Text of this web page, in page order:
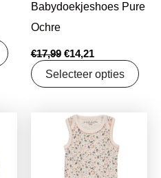
Babydoekjeshoes Pure
Ochre
€17,99 €14,21
Selecteer opties
Oorspronkelijke
prijs
was:
€9,95.
Huidige
prijs
is:
€7,86.